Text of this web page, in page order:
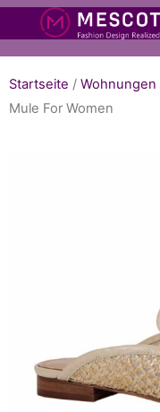
Startseite / Wohnungen
Mule For Women